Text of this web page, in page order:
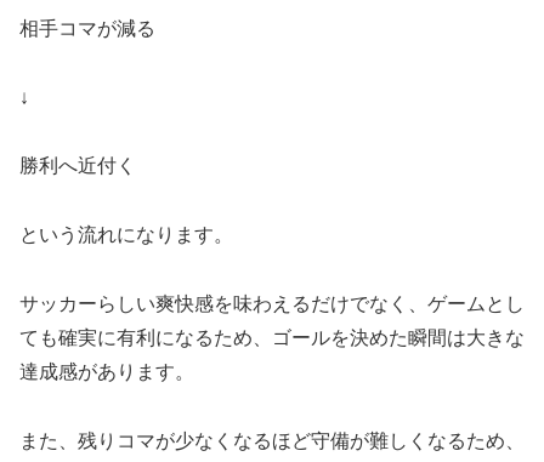
相手コマが減る
↓
勝利へ近付く
という流れになります。
サッカーらしい爽快感を味わえるだけでなく、ゲームとし
ても確実に有利になるため、ゴールを決めた瞬間は大きな
達成感があります。
また、残りコマが少なくなるほど守備が難しくなるため、